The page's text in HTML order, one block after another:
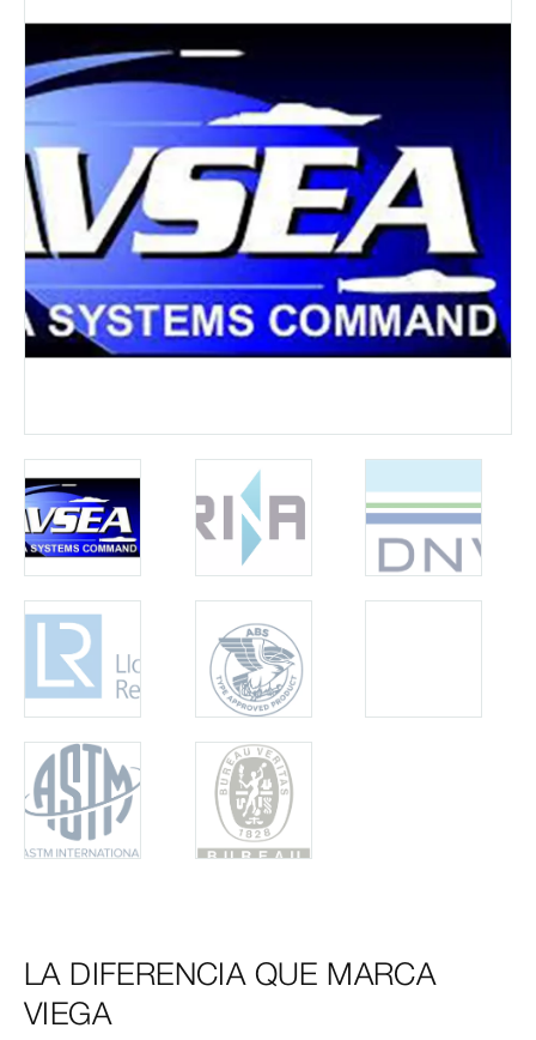
LA DIFERENCIA QUE MARCA
VIEGA